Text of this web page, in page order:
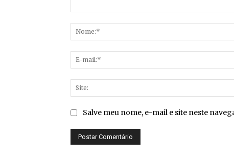
Salve meu nome, e-mail e site neste